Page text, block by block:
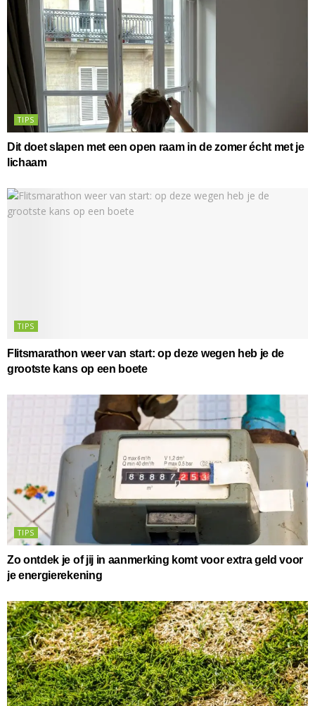
TIPS
Dit doet slapen met een open raam in de zomer écht met je
lichaam
TIPS
Flitsmarathon weer van start: op deze wegen heb je de
grootste kans op een boete
TIPS
Zo ontdek je of jij in aanmerking komt voor extra geld voor
je energierekening